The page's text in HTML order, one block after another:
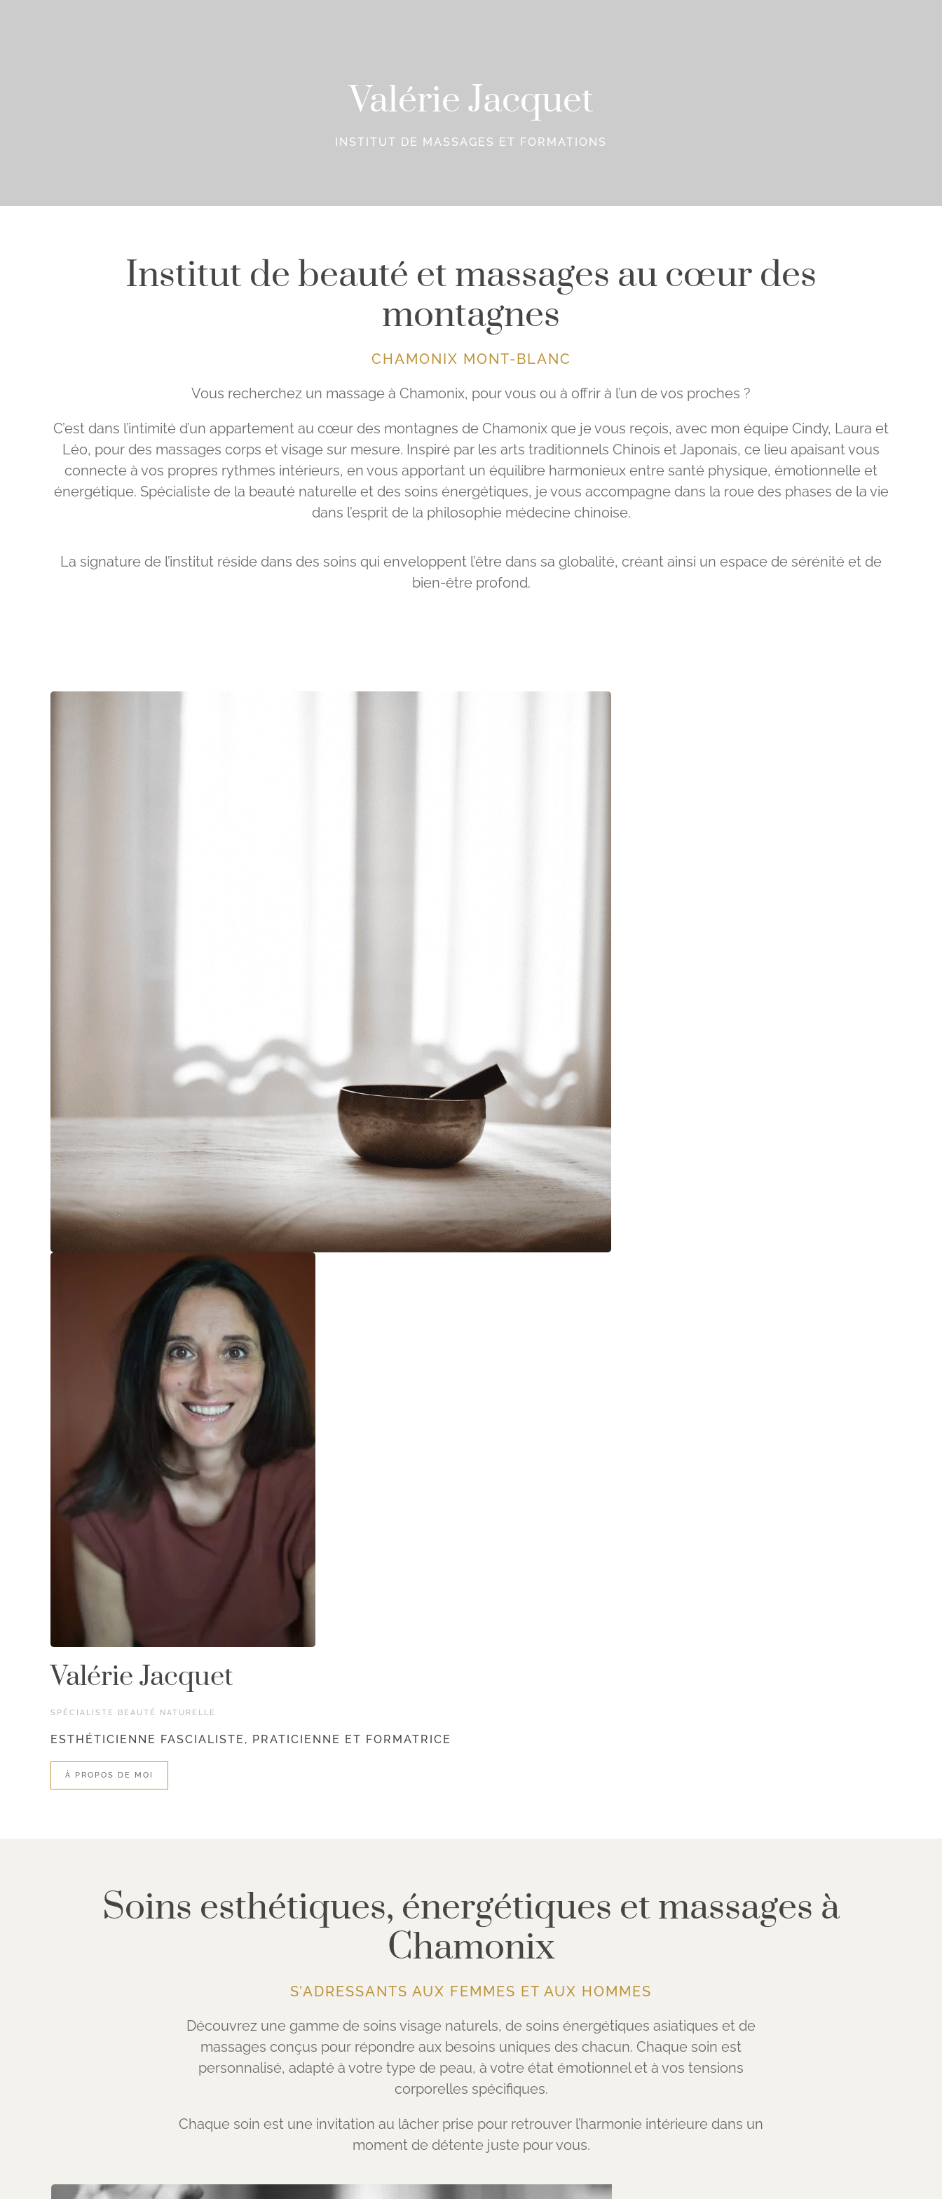
Valérie Jacquet
INSTITUT DE MASSAGES ET FORMATIONS
Institut de beauté et massages au cœur des
montagnes
CHAMONIX MONT-BLANC
Vous recherchez un massage à Chamonix, pour vous ou à offrir à l’un de vos proches ?
C’est dans l’intimité d’un appartement au cœur des montagnes de Chamonix que je vous reçois, avec mon équipe Cindy, Laura et
Léo, pour des massages corps et visage sur mesure. Inspiré par les arts traditionnels Chinois et Japonais, ce lieu apaisant vous
connecte à vos propres rythmes intérieurs, en vous apportant un équilibre harmonieux entre santé physique, émotionnelle et
énergétique. Spécialiste de la beauté naturelle et des soins énergétiques, je vous accompagne dans la roue des phases de la vie
dans l’esprit de la philosophie médecine chinoise.
La signature de l’institut réside dans des soins qui enveloppent l’être dans sa globalité, créant ainsi un espace de sérénité et de
bien-être profond.
Valérie Jacquet
SPÉCIALISTE BEAUTÉ NATURELLE
ESTHÉTICIENNE FASCIALISTE, PRATICIENNE ET FORMATRICE
À PROPOS DE MOI
Soins esthétiques, énergétiques et massages à
Chamonix
S’ADRESSANTS AUX FEMMES ET AUX HOMMES
Découvrez une gamme de soins visage naturels, de soins énergétiques asiatiques et de
massages conçus pour répondre aux besoins uniques des chacun. Chaque soin est
personnalisé, adapté à votre type de peau, à votre état émotionnel et à vos tensions
corporelles spécifiques.
Chaque soin est une invitation au lâcher prise pour retrouver l’harmonie intérieure dans un
moment de détente juste pour vous.